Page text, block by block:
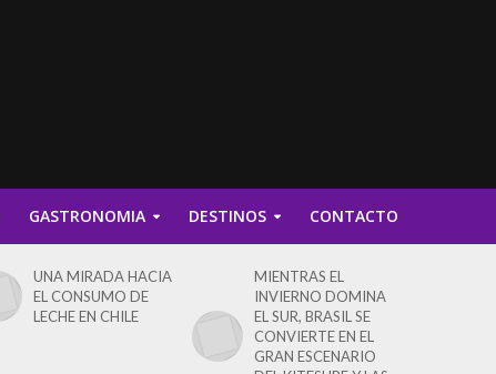
GASTRONOMIA DESTINOS CONTACTO
UNA MIRADA HACIA
EL CONSUMO DE
LECHE EN CHILE
MIENTRAS EL
INVIERNO DOMINA
EL SUR, BRASIL SE
CONVIERTE EN EL
GRAN ESCENARIO